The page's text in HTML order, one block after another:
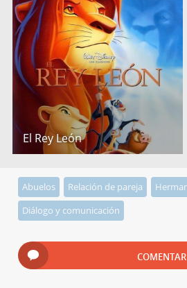
El Rey León
Abuelos Relación de pareja
Diálogo y comunicación
COMENTAR